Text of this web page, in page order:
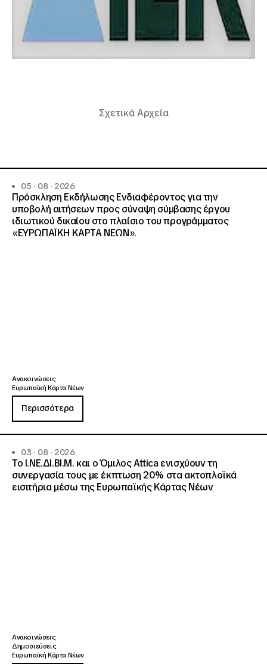
Σχετικά Αρχεία
05 · 08 · 2026
Πρόσκληση Εκδήλωσης Ενδιαφέροντος για την
υποβολή αιτήσεων προς σύναψη σύμβασης έργου
ιδιωτικού δικαίου στο πλαίσιο του προγράμματος
«ΕΥΡΩΠΑΪΚΗ ΚΑΡΤΑ ΝΕΩΝ».
Ανακοινώσεις
Ευρωπαϊκή Κάρτα Νέων
Περισσότερα
03 · 08 · 2026
Το Ι.ΝΕ.ΔΙ.ΒΙ.Μ. και o Όμιλος Attica ενισχύουν τη
συνεργασία τους με έκπτωση 20% στα ακτοπλοϊκά
εισιτήρια μέσω της Ευρωπαϊκής Κάρτας Νέων
Ανακοινώσεις
Δημοσιεύσεις
Ευρωπαϊκή Κάρτα Νέων